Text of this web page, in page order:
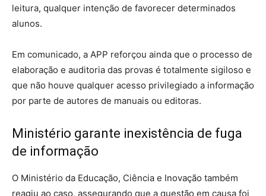
leitura, qualquer intenção de favorecer determinados
alunos.
Em comunicado, a APP reforçou ainda que o processo de
elaboração e auditoria das provas é totalmente sigiloso e
que não houve qualquer acesso privilegiado a informação
por parte de autores de manuais ou editoras.
Ministério garante inexistência de fuga
de informação
O Ministério da Educação, Ciência e Inovação também
reagiu ao caso, assegurando que a questão em causa foi